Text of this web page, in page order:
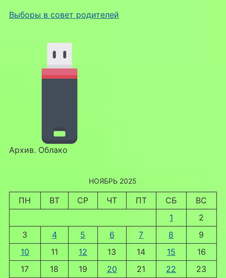
Выборы в совет родителей
Архив. Облако
НОЯБРЬ 2025
ПН ВТ СР ЧТ ПТ СБ
ВС
1
2
3
4 5 6 7 8
9
10
11 12 13 14 15
16
17
18 19 20 21 22
23